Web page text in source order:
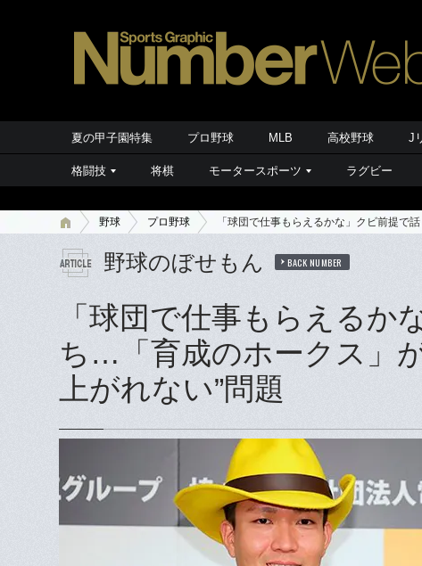
夏の甲子園特集 プロ野球 MLB 高校野球 J
格闘技 将棋 モータースポーツ ラグビー
野球 プロ野球 「球団で仕事もらえるかな」クビ前提で
野球のぼせもん BACK NUMBER
「球団で仕事もらえるか
ち…「育成のホークス」
上がれない”問題